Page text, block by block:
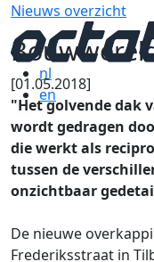
nl
en
Nieuws overzicht
[01.05.2018]
"Het golvende dak
wordt gedragen
die werkt als
tussen de
onzichtbaar
De nieuwe
Frederiksstraat in